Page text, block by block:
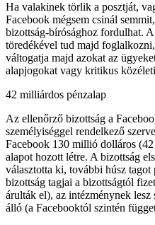
Ha valakinek törlik a posztját,
Facebook mégsem csinál
bizottság-bírósághoz fordulhat.
töredékével tud majd
váltogatja majd azokat az
alapjogokat vagy kritikus
42 milliárdos pénzalap
Az ellenőrző bizottság a
személyiséggel rendelkező
Facebook 130 millió dolláros
alapot hozott létre. A bizottság
választotta ki, további húsz
bizottság tagjai a bizottságtól
árulták el), az intézménynek lesz
álló (a Facebooktól szintén